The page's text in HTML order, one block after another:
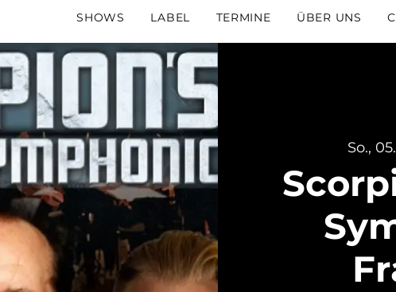
SHOWS LABEL TERMINE ÜBER UNS
So.,